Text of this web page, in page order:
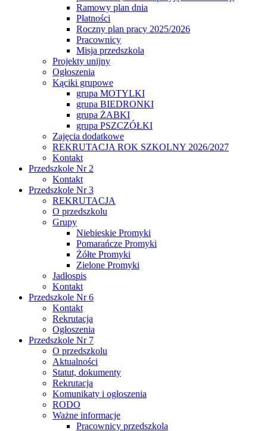
Ramowy plan dnia
Płatności
Roczny plan pracy 2025/2026
Pracownicy
Misja przedszkola
Projekty unijny
Ogłoszenia
Kąciki grupowe
grupa MOTYLKI
grupa BIEDRONKI
grupa ŻABKI
grupa PSZCZÓŁKI
Zajęcia dodatkowe
REKRUTACJA ROK SZKOLNY 2026/2027
Kontakt
Przedszkole Nr 2
Kontakt
Przedszkole Nr 3
REKRUTACJA
O przedszkolu
Grupy
Niebieskie Promyki
Pomarańcze Promyki
Żółte Promyki
Zielone Promyki
Jadłospis
Kontakt
Przedszkole Nr 6
Kontakt
Rekrutacja
Ogłoszenia
Przedszkole Nr 7
O przedszkolu
Aktualności
Statut, dokumenty
Rekrutacja
Komunikaty i ogłoszenia
RODO
Ważne informacje
Pracownicy przedszkola